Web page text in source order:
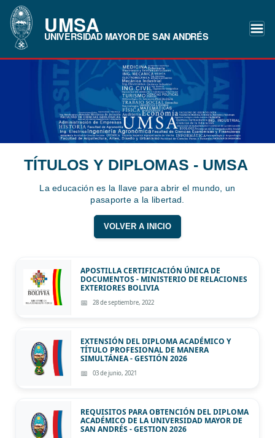
UMSA
UNIVERSIDAD MAYOR DE SAN ANDRÉS
TÍTULOS Y DIPLOMAS - UMSA
La educación es la llave para abrir el mundo, un
pasaporte a la libertad.
VOLVER A INICIO
APOSTILLA CERTIFICACIÓN ÚNICA DE
DOCUMENTOS - MINISTERIO DE RELACIONES
EXTERIORES BOLIVIA
28 de septiembre, 2022
EXTENSIÓN DEL DIPLOMA ACADÉMICO Y
TÍTULO PROFESIONAL DE MANERA
SIMULTÁNEA - GESTIÓN 2026
03 de junio, 2021
REQUISITOS PARA OBTENCIÓN DEL DIPLOMA
ACADÉMICO DE LA UNIVERSIDAD MAYOR DE
SAN ANDRÉS - GESTION 2026